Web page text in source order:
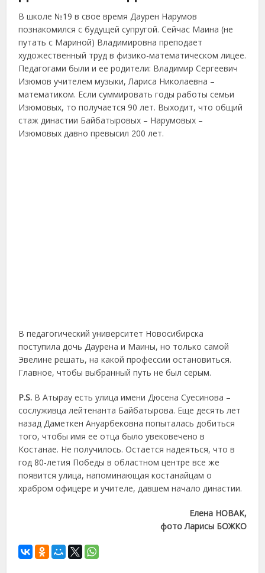
В школе №19 в свое время Даурен Нарумов
познакомился с будущей супругой. Сейчас Маина (не
путать с Мариной) Владимировна преподает
художественный труд в физико-математическом лицее.
Педагогами были и ее родители: Владимир Сергеевич
Изюмов учителем музыки, Лариса Николаевна –
математиком. Если суммировать годы работы семьи
Изюмовых, то получается 90 лет. Выходит, что общий
стаж династии Байбатыровых – Нарумовых –
Изюмовых давно превысил 200 лет.
В педагогический университет Новосибирска
поступила дочь Даурена и Маины, но только самой
Эвелине решать, на какой профессии остановиться.
Главное, чтобы выбранный путь не был серым.
P.S. В Атырау есть улица имени Дюсена Суесинова –
сослуживца лейтенанта Байбатырова. Еще десять лет
назад Даметкен Ануарбековна попыталась добиться
того, чтобы имя ее отца было увековечено в
Костанае. Не получилось. Остается надеяться, что в
год 80-летия Победы в областном центре все же
появится улица, напоминающая костанайцам о
храбром офицере и учителе, давшем начало династии.
Елена НОВАК,
фото Ларисы БОЖКО